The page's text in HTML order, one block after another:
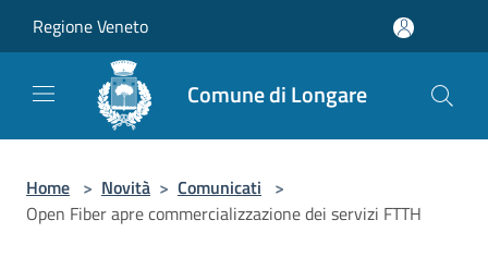
Regione Veneto
Comune di Longare
Home > Novità > Comunicati >
Open Fiber apre commercializzazione dei servizi FTTH